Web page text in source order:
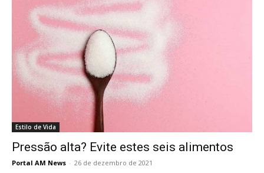
Estilo de Vida
Pressão alta? Evite estes seis alimentos
Portal AM News - 26 de dezembro de 2021